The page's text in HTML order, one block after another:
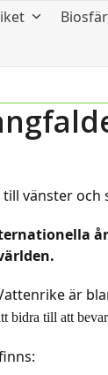
vänster
är
bidra till att